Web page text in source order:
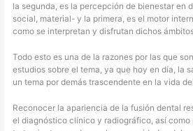
la segunda, es la percepción de bienestar en
social, material- y la primera, es el motor
como se interpretan y disfrutan dichos
Todo esto es una de la razones por las que
estudios sobre el tema, ya que hoy en día, la
un tema por demás trascendente en la vida
Reconocer la apariencia de la fusión dental
el diagnóstico clínico y radiográfico, así como